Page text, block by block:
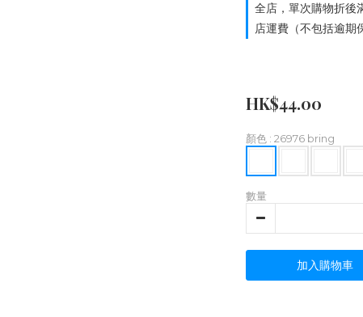
全店，單次購物折
店運費（不包括逾期
HK$44.00
顏色 : 26976 bring
數量
加入購物車